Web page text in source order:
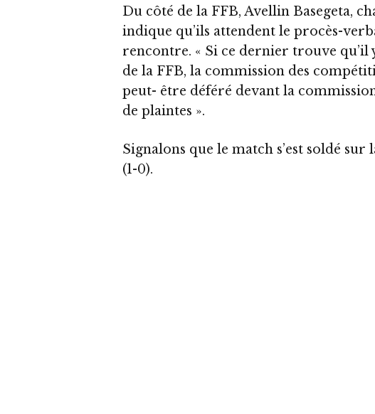
Du côté de la FFB, Avellin Basegeta,
indique qu’ils attendent le procès-
rencontre. « Si ce dernier trouve
de la FFB, la commission des
peut- être déféré devant la
de plaintes ».
Signalons que le match s’est soldé
(1-0).